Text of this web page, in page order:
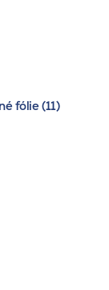
fólie (11)